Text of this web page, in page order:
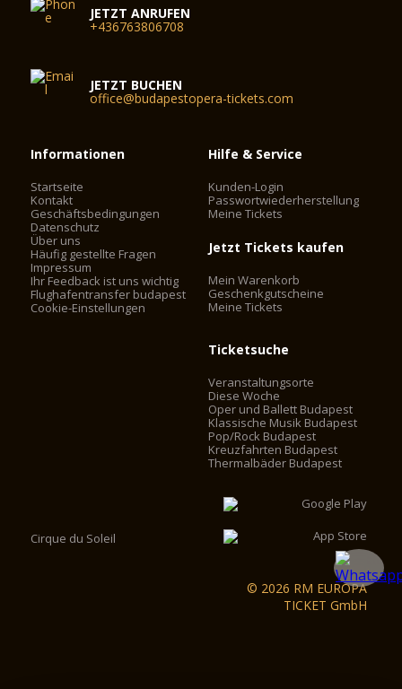
JETZT ANRUFEN
+436763806708
JETZT BUCHEN
office@budapestopera-tickets.com
Informationen
Startseite
Kontakt
Geschäftsbedingungen
Datenschutz
Über uns
Häufig gestellte Fragen
Impressum
Ihr Feedback ist uns wichtig
Flughafentransfer budapest
Cookie-Einstellungen
Hilfe & Service
Kunden-Login
Passwortwiederherstellung
Meine Tickets
Jetzt Tickets kaufen
Mein Warenkorb
Geschenkgutscheine
Meine Tickets
Ticketsuche
Veranstaltungsorte
Diese Woche
Oper und Ballett Budapest
Klassische Musik Budapest
Pop/Rock Budapest
Kreuzfahrten Budapest
Thermalbäder Budapest
Cirque du Soleil
© 2026 RM EUROPA
TICKET GmbH